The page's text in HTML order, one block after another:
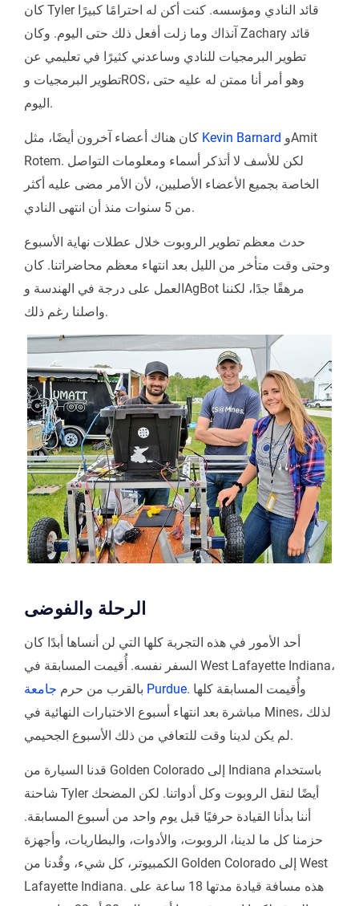
كان Tyler قائد النادي ومؤسسه. كنت أكن له احترامًا كبيرًا
آنذاك وما زلت أفعل ذلك حتى اليوم. وكان Zachary قائد
تطوير البرمجيات للنادي وساعدني كثيرًا في تعليمي عن
تطوير البرمجيات وROS، وهو أمر أنا ممتن له عليه حتى
اليوم.
Kevin Barnard
Rotem. لكن للأسف لا أتذكر أسماء ومعلومات التواصل
الخاصة بجميع الأعضاء الأصليين، لأن الأمر مضى عليه أكثر
من 5 سنوات منذ أن انتهى النادي.
حدث معظم تطوير الروبوت خلال عطلات نهاية الأسبوع
وحتى وقت متأخر من الليل بعد انتهاء معظم محاضراتنا. كان
العمل على درجة في الهندسة وAgBot مرهقًا جدًا، لكننا
واصلنا رغم ذلك.
الرحلة والفوضى
أحد الأمور في هذه التجربة كلها التي لن أنساها أبدًا كان
السفر نفسه. أُقيمت المسابقة في West Lafayette Indiana،
بالقرب من حرم جامعة Purdue. وأُقيمت المسابقة كلها
مباشرة بعد انتهاء أسبوع الاختبارات النهائية في Mines، لذلك
لم يكن لدينا وقت للتعافي من ذلك الأسبوع الجحيمي.
قدنا السيارة من Golden Colorado إلى Indiana باستخدام
شاحنة Tyler أيضًا لنقل الروبوت وكل أدواتنا. لكن المضحك
أننا بدأنا القيادة حرفيًا قبل يوم واحد من أسبوع المسابقة.
حزمنا كل ما لدينا، الروبوت، والأدوات، والبطاريات، وأجهزة
الكمبيوتر، كل شيء، وقُدنا من Golden Colorado إلى West
Lafayette Indiana. هذه مسافة قيادة مدتها 18 ساعة على